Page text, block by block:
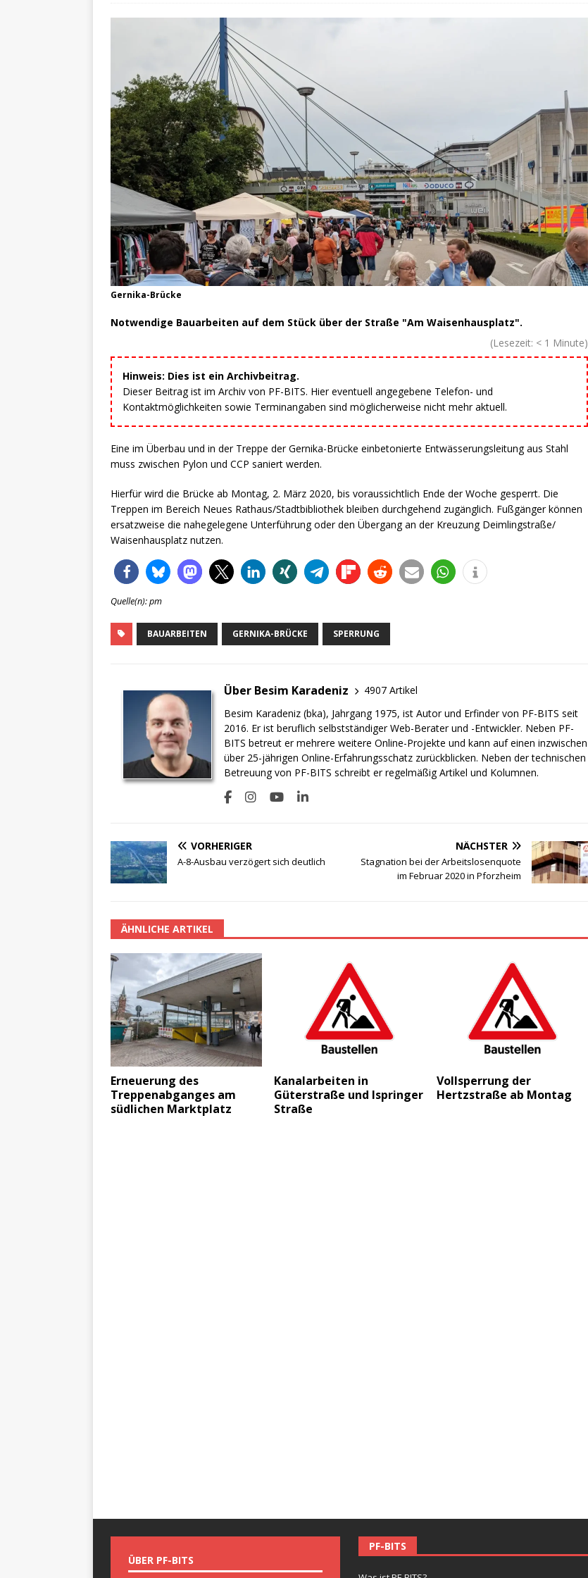
Gernika-Brücke
Notwendige Bauarbeiten auf dem Stück über der Straße "Am Waisenhausplatz".
(Lesezeit: < 1 Minute)
Hinweis: Dies ist ein Archivbeitrag.
Dieser Beitrag ist im Archiv von PF-BITS. Hier eventuell angegebene Telefon- und
Kontaktmöglichkeiten sowie Terminangaben sind möglicherweise nicht mehr aktuell.
Eine im Überbau und in der Treppe der Gernika-Brücke einbetonierte Entwässerungsleitung aus Stahl
muss zwischen Pylon und CCP saniert werden.
Hierfür wird die Brücke ab Montag, 2. März 2020, bis voraussichtlich Ende der Woche gesperrt. Die
Treppen im Bereich Neues Rathaus/Stadtbibliothek bleiben durchgehend zugänglich. Fußgänger können
ersatzweise die nahegelegene Unterführung oder den Übergang an der Kreuzung Deimlingstraße/
Waisenhausplatz nutzen.
Quelle(n): pm
BAUARBEITEN GERNIKA-BRÜCKE SPERRUNG
Über Besim Karadeniz
4907 Artikel
Besim Karadeniz (bka), Jahrgang 1975, ist Autor und Erfinder von PF-BITS seit
2016. Er ist beruflich selbstständiger Web-Berater und -Entwickler. Neben PF-
BITS betreut er mehrere weitere Online-Projekte und kann auf einen inzwischen
über 25-jährigen Online-Erfahrungsschatz zurückblicken. Neben der technischen
Betreuung von PF-BITS schreibt er regelmäßig Artikel und Kolumnen.
VORHERIGER
A-8-Ausbau verzögert sich deutlich
NÄCHSTER
Stagnation bei der Arbeitslosenquote
im Februar 2020 in Pforzheim
ÄHNLICHE ARTIKEL
Erneuerung des
Treppenabganges am
südlichen Marktplatz
Kanalarbeiten in
Güterstraße und Ispringer
Straße
Vollsperrung der
Hertzstraße ab Montag
ÜBER PF-BITS
PF-BITS